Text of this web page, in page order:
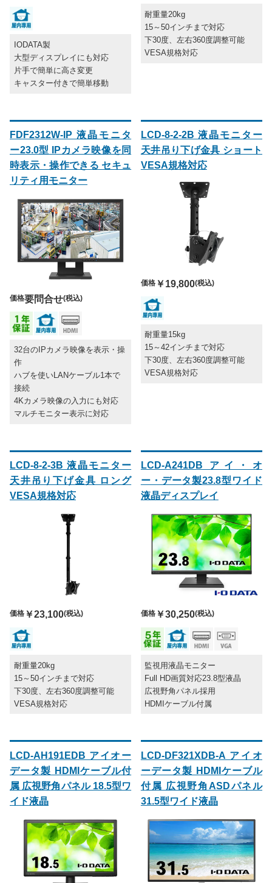
IODATA製
大型ディスプレイにも対応
片手で簡単に高さ変更
キャスター付きで簡単移動
耐重量20kg
15～50インチまで対応
下30度、左右360度調整可能
VESA規格対応
FDF2312W-IP 液晶モニタ
ー23.0型 IPカメラ映像を同
時表示・操作できる セキュ
リティ用モニター
価格要問合せ(税込)
32台のIPカメラ映像を表示・操
作
ハブを使いLANケーブル1本で
接続
4Kカメラ映像の入力にも対応
マルチモニター表示に対応
LCD-8-2-2B 液晶モニター
天井吊り下げ金具 ショート
VESA規格対応
価格￥19,800(税込)
耐重量15kg
15～42インチまで対応
下30度、左右360度調整可能
VESA規格対応
LCD-8-2-3B 液晶モニター
天井吊り下げ金具 ロング
VESA規格対応
価格 ￥23,100(税込)
耐重量20kg
15～50インチまで対応
下30度、左右360度調整可能
VESA規格対応
LCD-A241DB アイ・オ
ー・データ製23.8型ワイド
液晶ディスプレイ
価格￥30,250(税込)
監視用液晶モニター
Full HD画質対応23.8型液晶
広視野角パネル採用
HDMIケーブル付属
LCD-AH191EDB アイオー
データ製 HDMIケーブル付
属 広視野角パネル 18.5型ワ
イド液晶
LCD-DF321XDB-A アイオ
ーデータ製 HDMIケーブル
付属 広視野角ASDパネル
31.5型ワイド液晶